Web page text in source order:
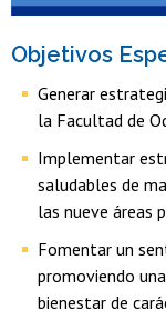
Objetivos
Generar
la Facultad de
Implementar
saludables de
las nueve áreas
Fomentar un
promoviendo
bienestar de